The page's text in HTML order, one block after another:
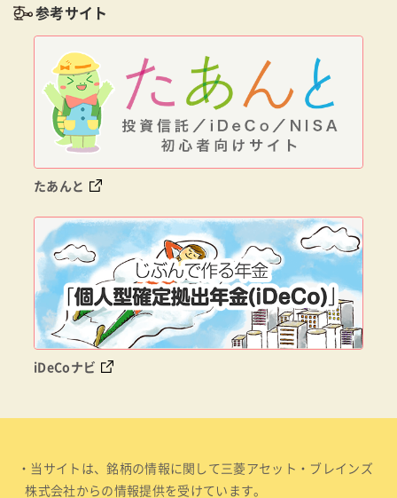
参考サイト
たあんと
iDeCoナビ
・当サイトは、銘柄の情報に関して三菱アセット・ブレインズ
株式会社からの情報提供を受けています。